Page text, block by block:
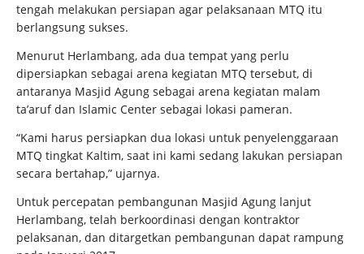
tengah melakukan persiapan agar pelaksanaan MTQ itu
berlangsung sukses.
Menurut Herlambang, ada dua tempat yang perlu
dipersiapkan sebagai arena kegiatan MTQ tersebut, di
antaranya Masjid Agung sebagai arena kegiatan malam
ta’aruf dan Islamic Center sebagai lokasi pameran.
“Kami harus persiapkan dua lokasi untuk penyelenggaraan
MTQ tingkat Kaltim, saat ini kami sedang lakukan persiapan
secara bertahap,” ujarnya.
Untuk percepatan pembangunan Masjid Agung lanjut
Herlambang, telah berkoordinasi dengan kontraktor
pelaksanan, dan ditargetkan pembangunan dapat rampung